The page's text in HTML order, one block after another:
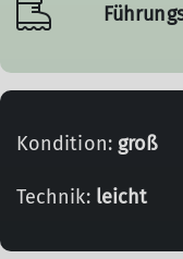
Kondition: groß
Technik: leicht